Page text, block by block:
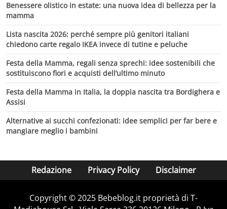
Benessere olistico in estate: una nuova idea di bellezza per la
mamma
Lista nascita 2026: perché sempre più genitori italiani
chiedono carte regalo IKEA invece di tutine e peluche
Festa della Mamma, regali senza sprechi: idee sostenibili che
sostituiscono fiori e acquisti dell’ultimo minuto
Festa della Mamma in Italia, la doppia nascita tra Bordighera e
Assisi
Alternative ai succhi confezionati: idee semplici per far bere e
mangiare meglio i bambini
Redazione Privacy Policy Disclaimer
Copyright © 2025 Bebeblog.it proprietà di T-